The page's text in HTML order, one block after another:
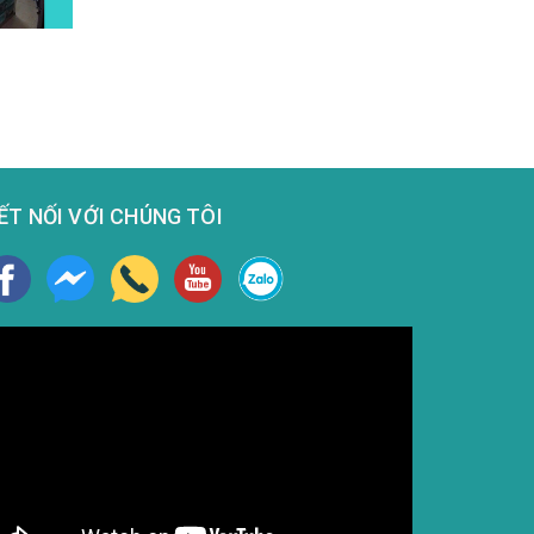
NỐI VỚI CHÚNG TÔI